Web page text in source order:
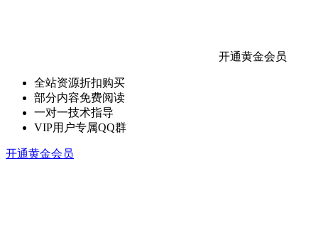
开通黄金会员
全站资源折扣购买
部分内容免费阅读
一对一技术指导
VIP用户专属QQ群
开通黄金会员